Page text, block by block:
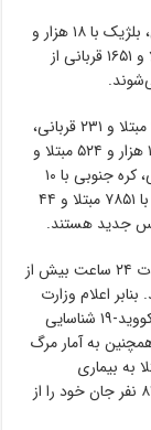
هم‌چنین سوئیس با ۲۰ هزار و ۵۰۵ مبتلا و ۶۶۶ قربانی، بلژیک با ۱۸ هزار و
۴۳۱ مبتلا و ۱۲۸۳ قربانی و هلند با ۱۶ هزار و ۶۲۷ مبتلا و ۱۶۵۱ قربانی از
بنا بر آمارهای سایت “ورلداُمتر”، کانادا با ۱۳ هزار و ۹۱۲ مبتلا و ۲۳۱ قربانی،
اتریش با ۱۱ هزار و ۷۸۱ مبتلا و ۱۸۶ قربانی، پرتغال با ۱۰ هزار و ۵۲۴ مبتلا و
۲۶۶ قربانی، برزیل با ۱۰ هزار و ۳۶۰ مبتلا و ۴۴۵ قربانی، کره جنوبی با ۱۰
هزار و ۲۳۷ مبتلا و ۱۸۳ قربانی و سرزمین‌های اشغالی با ۷۸۵۱ مبتلا و ۴۴
جدید هستند.
همچنین به گزارش شبکه خبری CNN، در ژاپن طی مدت ۲۴ ساعت بیش از
کووید-۱۹ شناسایی شد. بنابر اعلام وزارت
بهداشت ژاپن تعداد ۳۳۶ مورد جدید ابتلا به بیماری کووید-۱۹ شناسایی
همچنین به آمار مرگ
حدود ۴۰۰۰ مورد ابتلا به بیماری
کووید-۱۹ در این کشور شناسایی شده که از این تعداد ۸۱ نفر جان خود را از